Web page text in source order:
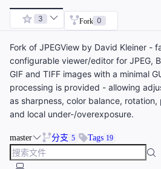
3 Fork 0
Fork of JPEGView by David Kleiner -
configurable viewer/editor for JPEG,
GIF and TIFF images with a minimal
processing is provided - allowing
as sharpness, color balance,
and local under-/overexposure.
master 分支 5 Tags 19